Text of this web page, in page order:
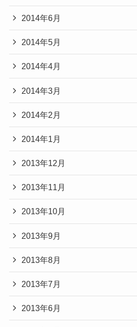
2014年6月
2014年5月
2014年4月
2014年3月
2014年2月
2014年1月
2013年12月
2013年11月
2013年10月
2013年9月
2013年8月
2013年7月
2013年6月